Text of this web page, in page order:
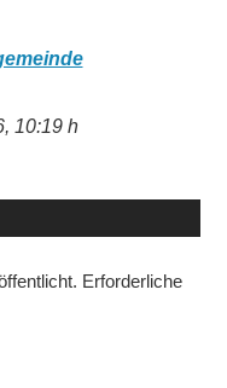
10:19 h
Erforderliche